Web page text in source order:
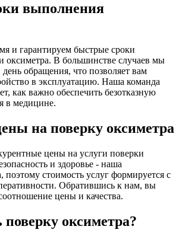
выполнения
и гарантируем быстрые сроки
оксиметра. В большинстве случаев мы
обращения, что позволяет вам
в эксплуатацию. Наша команда
как важно обеспечить безотказную
в медицине.
на поверку оксиметра
цены на услуги поверки
и здоровье - наша
поэтому стоимость услуг формируется с
Обратившись к нам, вы
цены и качества.
поверку оксиметра?